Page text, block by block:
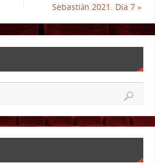
Sebastián 2021. Día 7»